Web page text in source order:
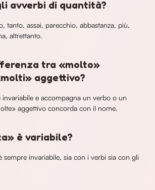
avverbi di quantità?
tanto, assai, parecchio, abbastanza, più,
altrettanto.
tra «molto»
aggettivo?
e accompagna un verbo o un
aggettivo concorda con il nome.
è variabile?
sempre invariabile, sia con i verbi sia con gli